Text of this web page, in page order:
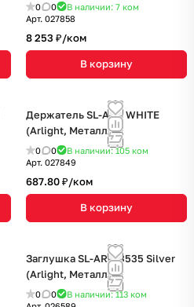
0 0 В наличии: 7 ком
Арт. 027858
8 253 ₽/ком
В корзину
Держатель SL-ARC WHITE
(Arlight, Металл)
0 0 В наличии: 105 ком
Арт. 027849
687.80 ₽/ком
В корзину
Заглушка SL-ARC-3535 Silver
(Arlight, Металл)
0 0 В наличии: 113 ком